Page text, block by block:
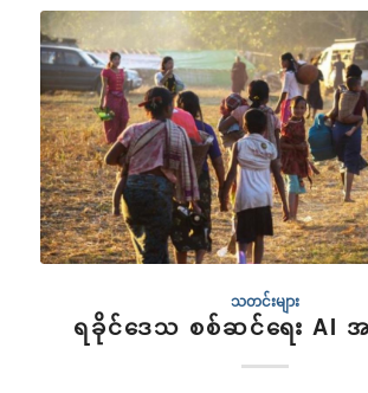
သတင်းများ
ရခိုင်ဒေသ စစ်ဆင်ရေး AI